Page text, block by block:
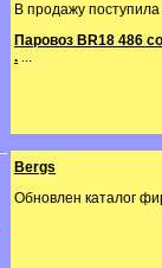
В продажу
Паровоз BR18 486
. ...
Bergs
Обновлен каталог